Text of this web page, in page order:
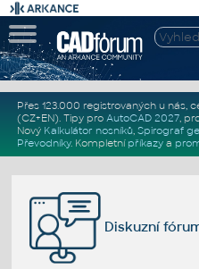
Přes 123.000 registrovaných u nás,
(CZ+EN). Tipy pro AutoCAD 2027,
Nový Kalkulátor nosníků, Spirograf
Převodníky. Kompletní příkazya
Diskuzní